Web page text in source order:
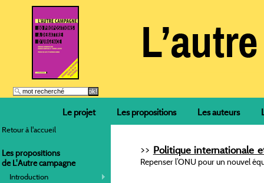
Le projet Les propositions Les auteurs
Retour à l'accueil
Les propositions
de L'Autre campagne
Introduction
>> Politique internationale
Repenser l’ONU pour un nouvel